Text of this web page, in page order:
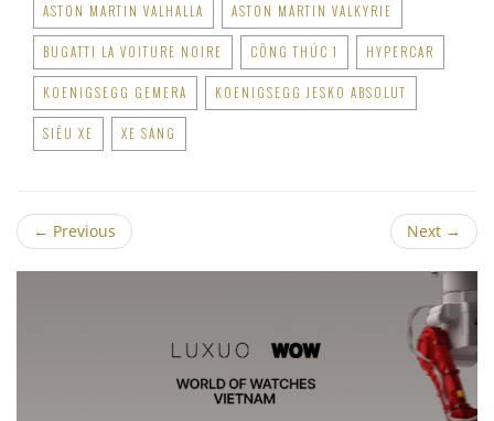
ASTON MARTIN VALHALLA ASTON MARTIN VALKYRIE
BUGATTI LA VOITURE NOIRE CÔNG THỨC 1 HYPERCAR
KOENIGSEGG GEMERA KOENIGSEGG JESKO ABSOLUT
SIÊU XE XE SANG
← Previous Next →